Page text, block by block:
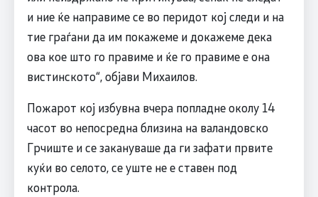
и ние ќе направиме се во перидот кој следи и на
тие граѓани да им покажеме и докажеме дека
ова кое што го правиме и ќе го правиме е она
вистинското“, објави Михаилов.
Пожарот кој избувна вчера попладне околу 14
часот во непосредна близина на валандовско
Грчиште и се закануваше да ги зафати првите
куќи во селото, се уште не е ставен под
контрола.